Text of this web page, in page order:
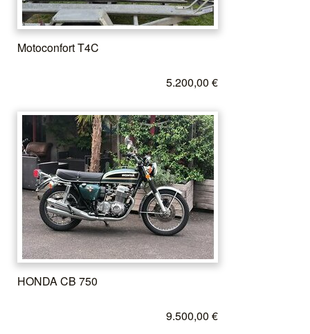
Motoconfort T4C
5.200,00 €
HONDA CB 750
9.500,00 €